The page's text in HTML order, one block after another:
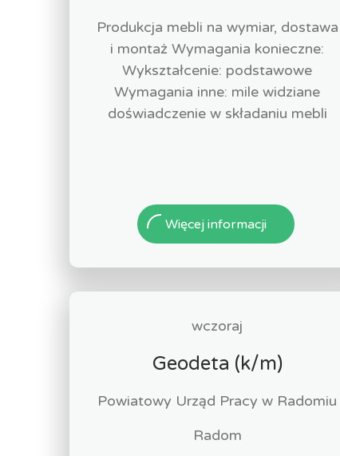
Produkcja mebli na wymiar, dostawa
i montaż Wymagania konieczne:
Wykształcenie: podstawowe
Wymagania inne: mile widziane
doświadczenie w składaniu mebli
Więcej informacji
wczoraj
Geodeta (k/m)
Powiatowy Urząd Pracy w Radomiu
Radom